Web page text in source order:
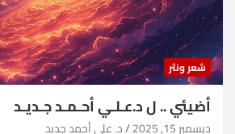
شعر ونثر
أضيئي .. ل د.عـلـي أحـمـد جـديـد
ديسمبر 15, 2025 د. علي أحمد جديد